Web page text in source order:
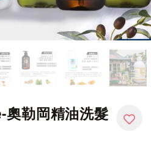
勒岡精油洗髮